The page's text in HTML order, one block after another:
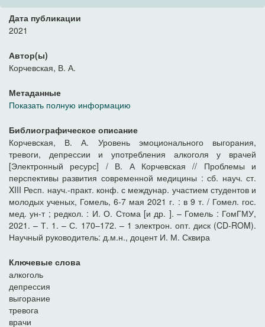
Дата публикации
2021
Автор(ы)
Корчевская, В. А.
Метаданные
Показать полную информацию
Библиографическое описание
Корчевская, В. А. Уровень эмоционального выгорания,
тревоги, депрессии и употребления алкоголя у врачей
[Электронный ресурс] / В. А Корчевская // Проблемы и
перспективы развития современной медицины : сб. науч. ст.
XIII Респ. науч.-практ. конф. с междунар. участием студентов и
молодых ученых, Гомель, 6-7 мая 2021 г. : в 9 т. / Гомел. гос.
мед. ун-т ; редкол. : И. О. Стома [и др. ]. – Гомель : ГомГМУ,
2021. – Т. 1. – С. 170–172. – 1 электрон. опт. диск (CD-ROM).
Научный руководитель: д.м.н., доцент И. М. Сквира
Ключевые слова
алкоголь
депрессия
выгорание
тревога
врачи